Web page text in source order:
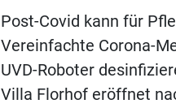
Post-Covid kann für
Vereinfachte Corona-
UVD-Roboter
Villa Florhof eröffnet